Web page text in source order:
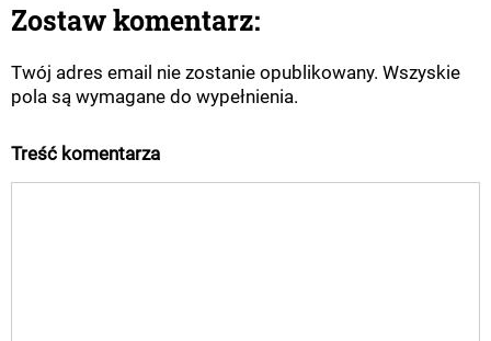
Zostaw komentarz:
Twój adres email nie zostanie opublikowany. Wszyskie
pola są wymagane do wypełnienia.
Treść komentarza